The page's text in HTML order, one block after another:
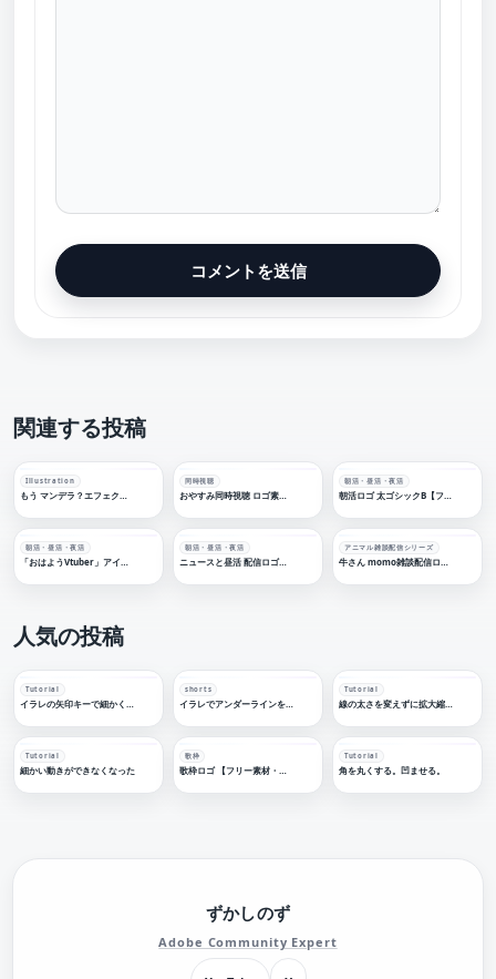
関連する投稿
Illustration
もう マンデラ？エフェクト【ロゴデザイン】
同時視聴
おやすみ同時視聴 ロゴ素材 【フリー素材・サムネ素材】
朝活・昼活・夜活
朝活ロゴ 太ゴシックB【フリー素材・サムネ素材】
朝活・昼活・夜活
「おはようVtuber」アイコン フリー素材
朝活・昼活・夜活
ニュースと昼活 配信ロゴ【フリー素材・サムネ素材】
アニマル雑談配信シリーズ
牛さん momo雑談配信ロゴ 【フリー素材・サムネ素材】
人気の投稿
Tutorial
イラレの矢印キーで細かく移動する
shorts
イラレでアンダーラインを引く
Tutorial
線の太さを変えずに拡大縮小する
Tutorial
細かい動きができなくなった
歌枠
歌枠ロゴ 【フリー素材・サムネ素材】
Tutorial
角を丸くする。凹ませる。
ずかしのず
Adobe Community Expert